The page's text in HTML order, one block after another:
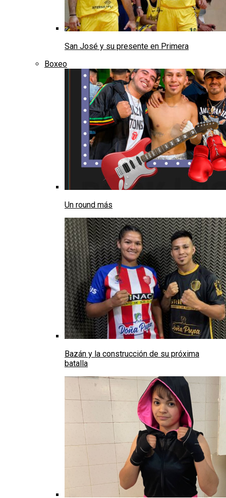
San José y su presente en Primera
Boxeo
Un round más
Bazán y la construcción de su próxima
batalla